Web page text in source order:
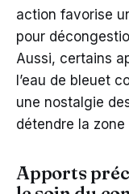
action favorise
pour
Aussi, certains
l’eau de bleuet
une nostalgie
détendre la
Apports